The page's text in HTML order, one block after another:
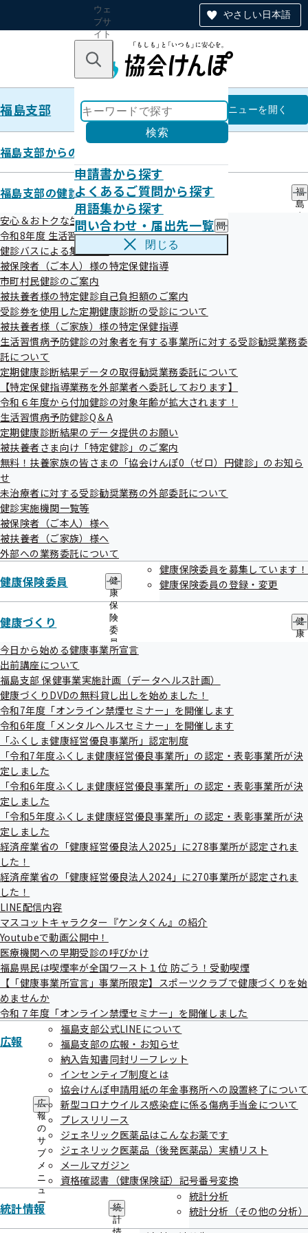
やさしい日本語
ウェ
ブサ
イト
のナ
ン
キーワードで探す
検索
申請書から探す
よくあるご質問から探す
用語集から探す
問い合わせ・届出先一覧 問
い
一
覧
サ
ブ
メ
閉じる
福島支部 福島支部
メニューを開く
福島支部からのお知らせ
福島支部の健診・保健指導のご案内
福
島
の
ー
安心＆おトクな生活習慣病予防健診はコチラ！
令和8年度 生活習慣病予防健診について
健診バスによる集合健診
被保険者（ご本人）様の特定保健指導
市町村民健診のご案内
被扶養者様の特定健診自己負担額のご案内
受診券を使用した定期健康診断の受診について
被扶養者様（ご家族）様の特定保健指導
生活習慣病予防健診の対象者を有する事業所に対する受診勧奨業務委
託について
定期健康診断結果データの取得勧奨業務委託について
【特定保健指導業務を外部業者へ委託しております】
令和６年度から付加健診の対象年齢が拡大されます！
生活習慣病予防健診Q＆A
定期健康診断結果のデータ提供のお願い
被扶養者さま向け「特定健診」のご案内
無料！扶養家族の皆さまの「協会けんぽ0（ゼロ）円健診」のお知ら
せ
未治療者に対する受診勧奨業務の外部委託について
健診実施機関一覧等
被保険者（ご本人）様へ
被扶養者（ご家族）様へ
外部への業務委託について
健康保険委員
健
康
保
険
委
員
の
ブ
メ
ニ
ュ
ー
健康保険委員を募集しています！
健康保険委員の登録・変更
健康づくり
健
康
ー
今日から始める健康事業所宣言
出前講座について
福島支部 保健事業実施計画（データヘルス計画）
健康づくりDVDの無料貸し出しを始めました！
令和7年度「オンライン禁煙セミナー」を開催します
令和6年度「メンタルヘルスセミナー」を開催します
「ふくしま健康経営優良事業所」認定制度
「令和7年度ふくしま健康経営優良事業所」の認定・表彰事業所が決
定しました
「令和6年度ふくしま健康経営優良事業所」の認定・表彰事業所が決
定しました
「令和5年度ふくしま健康経営優良事業所」の認定・表彰事業所が決
定しました
経済産業省の「健康経営優良法人2025」に278事業所が認定されま
した！
経済産業省の「健康経営優良法人2024」に270事業所が認定されま
した！
LINE配信内容
マスコットキャラクター『ケンタくん』の紹介
Youtubeで動画公開中！
医療機関への早期受診の呼びかけ
福島県民は喫煙率が全国ワースト１位 防ごう！受動喫煙
【「健康事業所宣言」事業所限定】スポーツクラブで健康づくりを始
めませんか
令和７年度「オンライン禁煙セミナー」を開催しました
広報
広
報
の
サ
ブ
メ
ニ
ュ
ー
福島支部公式LINEについて
福島支部の広報・お知らせ
納入告知書同封リーフレット
インセンティブ制度とは
協会けんぽ申請用紙の年金事務所への設置終了について
新型コロナウイルス感染症に係る傷病手当金について
プレスリリース
ジェネリック医薬品はこんなお薬です
ジェネリック医薬品（後発医薬品）実績リスト
メールマガジン
資格確認書（健康保険証）記号番号変換
統計情報
統
計
統計分析
統計分析（その他の分析）
メールマガジン
目次
福島支部メールマガジンについて
メールマガジン登録方法
バックナンバー
福島支部メールマガジンについて
最新の健康保険情報、健康レシピなどを定期的にメールでお
届けします。
年齢層や性別などを選ぶだけで、簡単に登録できます。
パソコンや、webメールが使えるスマートフォンから、ぜひ
ご活用ください！
登録できる方
パソコン・スマートフォンのEメールアドレスをお持ちの方
であれば、どなたでもご利用できます。
（携帯電話からの登録はできません）
メールの内容
健康保険制度の解説
法律改正などの最新情報
各種申請お手続きの際の留意点やQ&A
健康づくりのためのお役立ち情報
協会けんぽ福島支部の各事業案内 等々
配信回数
毎月1回以上配信（随時配信を予定）
情報配信元
協会けんぽ 福島支部
メールマガジン登録方法
下記の手順に従って登録を行なってください。
Step1
以下リンク先より登録を行います（PC・スマートフォン）